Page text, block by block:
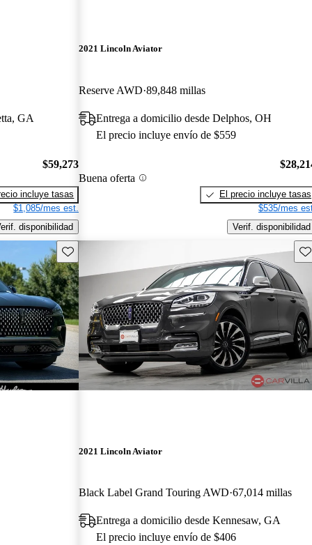
GA
$59,273
incluye tasas
$1,085/mes est.
disponibilidad
2021 Lincoln Aviator
Reserve AWD 89,848 millas
Entrega a domicilio desde Delphos, OH
El precio incluye envío de $559
Buena oferta
El precio incluye tasas
$535/mes
Verif. disponibilidad
Guarda este Aviso
2021 Lincoln Aviator
Black Label Grand Touring AWD 67,014 millas
Entrega a domicilio desde Kennesaw, GA
El precio incluye envío de $406